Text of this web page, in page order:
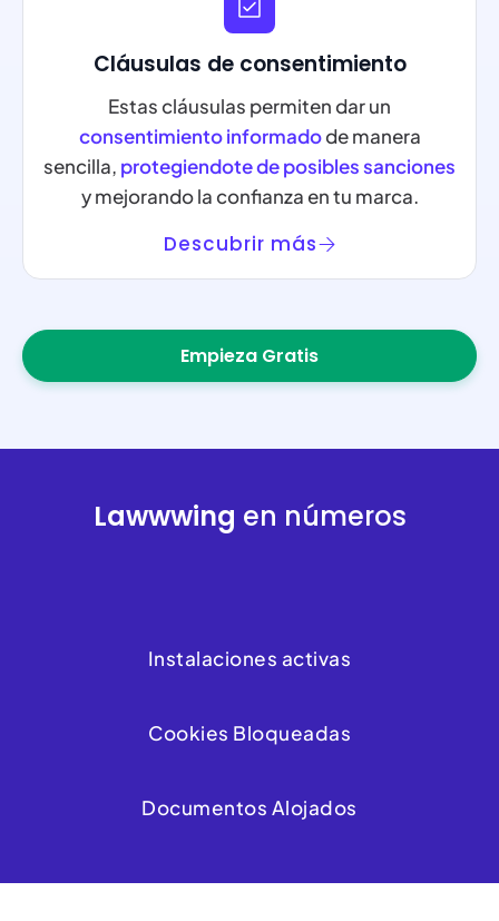
Cláusulas de consentimiento
Estas cláusulas permiten dar un
consentimiento informadode manera
sencilla, protegiendote de posibles sanciones
y mejorando la confianza en tu marca.
Descubrir más
Empieza Gratis
Lawwwing en números
Instalaciones activas
Cookies Bloqueadas
Documentos Alojados